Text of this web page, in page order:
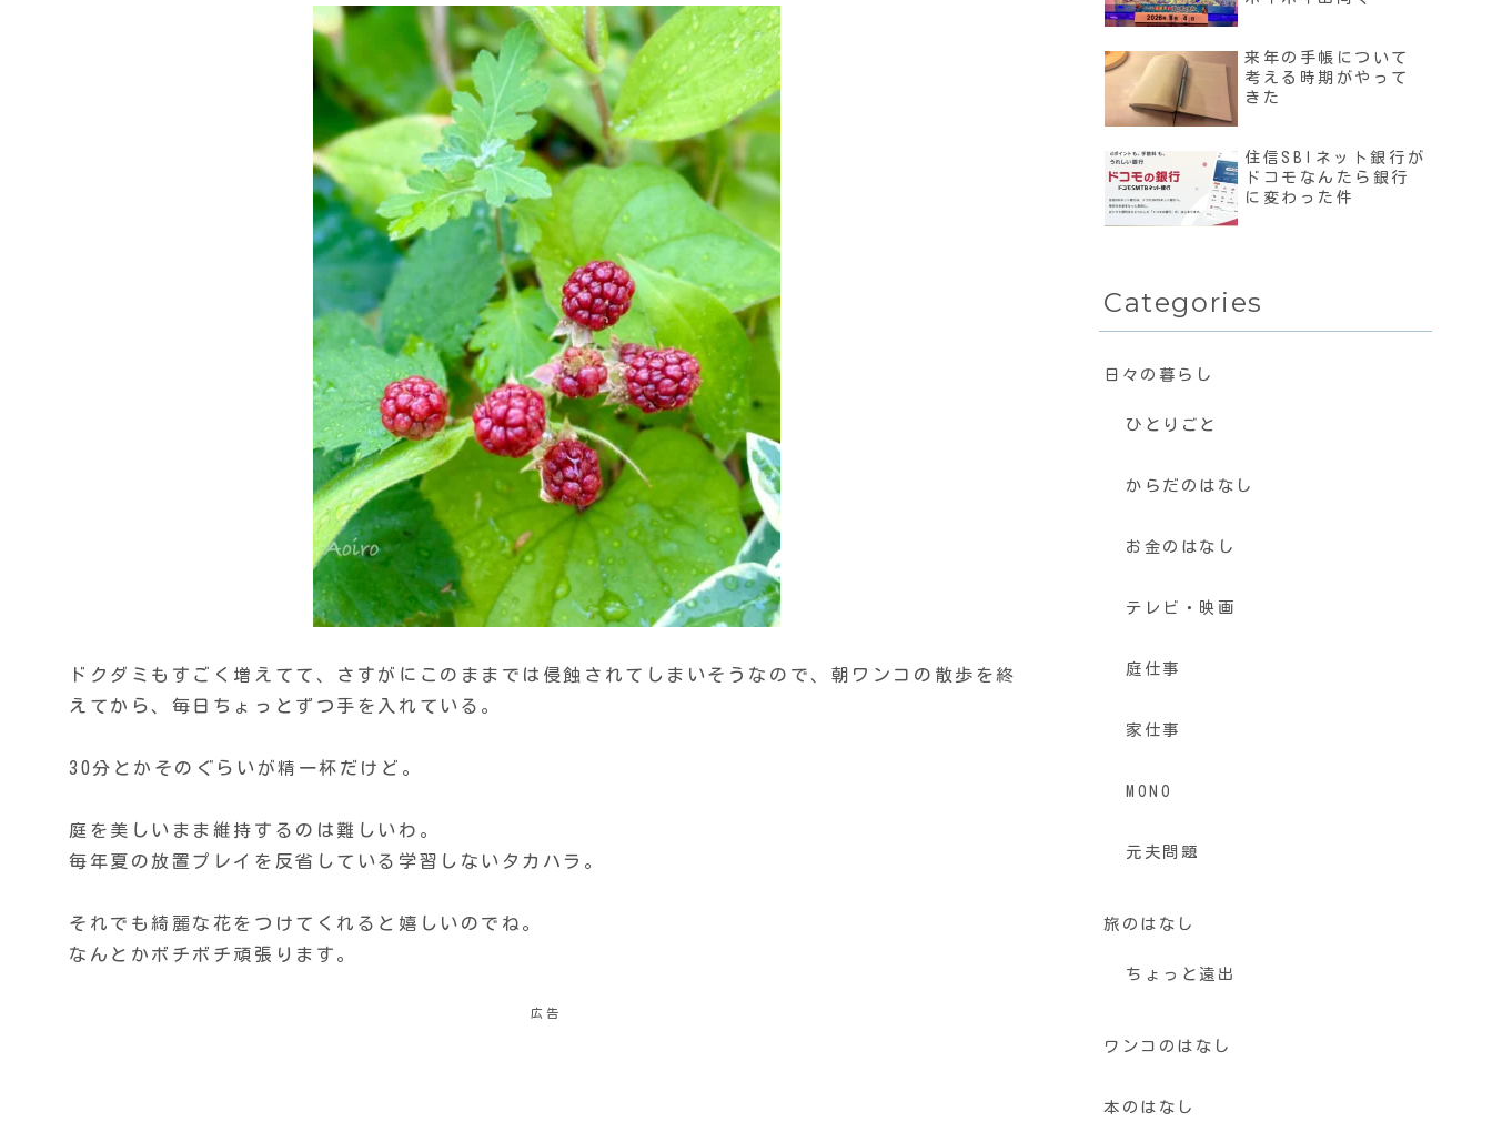
ドクダミもすごく増えてて、さすがにこのままでは侵蝕されてしまいそうなので、朝ワンコの散歩を終
えてから、毎日ちょっとずつ手を入れている。
30分とかそのぐらいが精一杯だけど。
庭を美しいまま維持するのは難しいわ。
毎年夏の放置プレイを反省している学習しないタカハラ。
それでも綺麗な花をつけてくれると嬉しいのでね。
なんとかボチボチ頑張ります。
広告
来年の手帳について
考える時期がやって
きた
住信SBIネット銀行が
ドコモなんたら銀行
に変わった件
Categories
日々の暮らし
ひとりごと
からだのはなし
お金のはなし
テレビ・映画
庭仕事
家仕事
MONO
元夫問題
旅のはなし
ちょっと遠出
ワンコのはなし
本のはなし